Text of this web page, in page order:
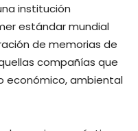
institución
estándar mundial
de memorias de
compañías que
económico, ambiental